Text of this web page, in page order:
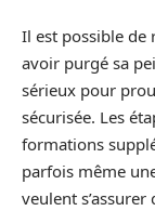
Il est possible de
avoir purgé sa
sérieux pour
sécurisée. Les
formations
parfois même
veulent